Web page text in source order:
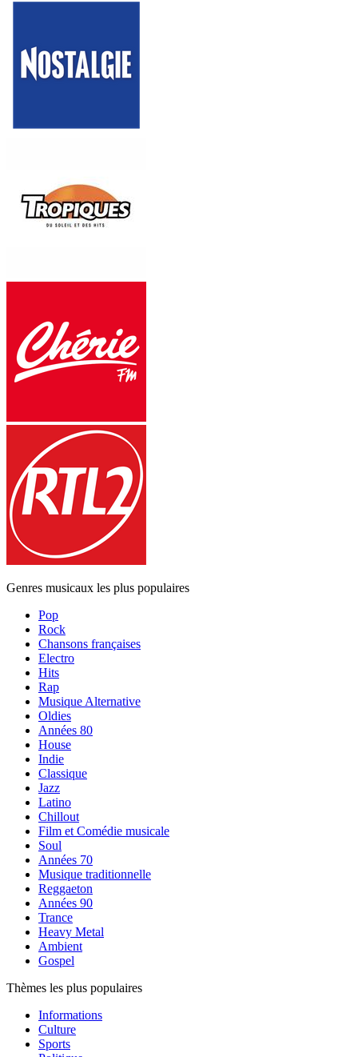
Genres musicaux les plus populaires
Pop
Rock
Chansons françaises
Electro
Hits
Rap
Musique Alternative
Oldies
Années 80
House
Indie
Classique
Jazz
Latino
Chillout
Film et Comédie musicale
Soul
Années 70
Musique traditionnelle
Reggaeton
Années 90
Trance
Heavy Metal
Ambient
Gospel
Thèmes les plus populaires
Informations
Culture
Sports